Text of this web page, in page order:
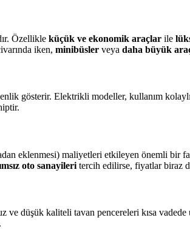
Özellikle küçük ve ekonomik araçlar ile
iken, minibüsler veya daha büyük
gösterir. Elektrikli modeller, kullanım
eklenmesi) maliyetleri etkileyen önemli bir
oto sanayileri tercih edilirse, fiyatlar biraz
düşük kaliteli tavan pencereleri kısa vadede